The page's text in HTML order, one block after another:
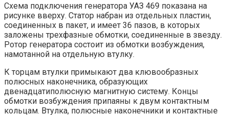
Схема подключения генератора УАЗ 469 показана на
рисунке вверху. Статор набран из отдельных пластин,
соединенных в пакет, и имеет 36 пазов, в которых
заложены трехфазные обмотки, соединенные в звезду.
Ротор генератора состоит из обмотки возбуждения,
намотанной на отдельную втулку.
К торцам втулки примыкают два клювообразных
полюсных наконечника, образующих
двенадцатиполюсную магнитную систему. Концы
обмотки возбуждения припаяны к двум контактным
кольцам. Втулка, полюсные наконечники и контактные